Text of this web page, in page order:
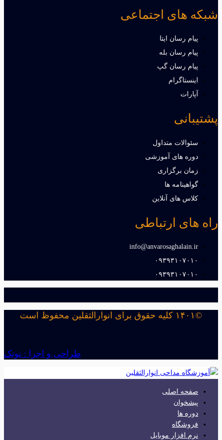
شبکه های اجتماعی
پیام رسان ایتا
پیام رسان بله
پیام رسان گپ
اینستاگرام
آپارات
پشتیبانی
سئوالات متداول
دوره های آموزشی
زمان برگزاری
گواهینامه ها
کلاس های آنلاین
راه های ارتباطی
info@anvarosaghalain.ir​
۰۹۳۹۳۱۰۷۰۱۰​
۰۹۳۹۳۱۰۷۰۱۰​
©۱۴۰۱ کلیه حقوق برای انوارالثقلین محفوظ است
طراحی و اجرا : نوتک
صفحه اصلی
پیشخوان
دوره ها
فروشگاه
نرم افزار موبایل